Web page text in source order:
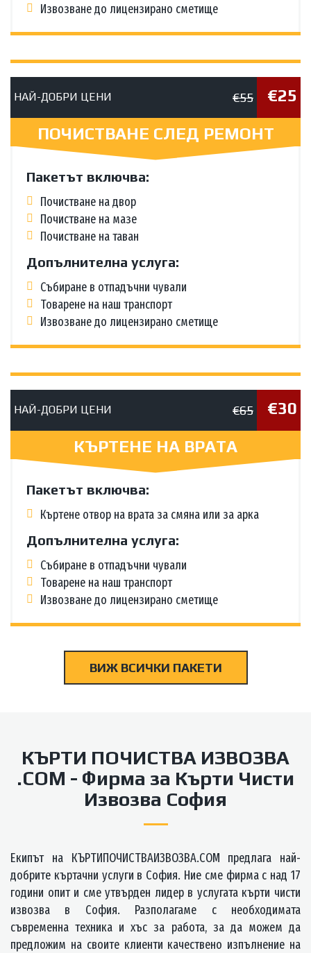
Извозване до лицензирано сметище
НАЙ-ДОБРИ ЦЕНИ €55 €25
ПОЧИСТВАНЕ СЛЕД РЕМОНТ
Пакетът включва:
Почистване на двор
Почистване на мазе
Почистване на таван
Допълнителна услуга:
Събиране в отпадъчни чували
Товарене на наш транспорт
Извозване до лицензирано сметище
НАЙ-ДОБРИ ЦЕНИ €65 €30
КЪРТЕНЕ НА ВРАТА
Пакетът включва:
Къртене отвор на врата за смяна или за арка
Допълнителна услуга:
Събиране в отпадъчни чували
Товарене на наш транспорт
Извозване до лицензирано сметище
ВИЖ ВСИЧКИ ПАКЕТИ
КЪРТИ ПОЧИСТВА ИЗВОЗВА
.COM - Фирма за Кърти Чисти
Извозва София
Екипът на КЪРТИПОЧИСТВАИЗВОЗВА.COM предлага най-
добрите къртачни услуги в София. Ние сме фирма с над 17
години опит и сме утвърден лидер в услугата кърти чисти
извозва в София. Разполагаме с необходимата
съвременна техника и хъс за работа, за да можем да
предложим на своите клиенти качествено изпълнение на